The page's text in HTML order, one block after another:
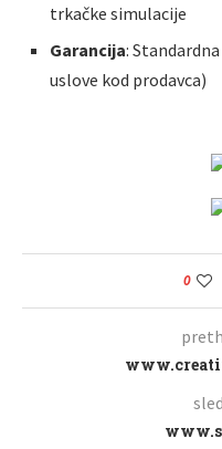
trkačke simulacije
Garancija:
uslove kod prodavca)
0